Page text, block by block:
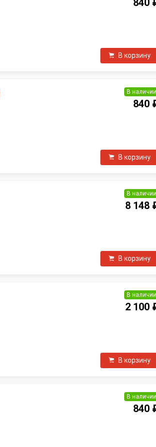
840
В корзину
В наличии
840
В корзину
В наличии
8 148
В корзину
В наличии
2 100
В корзину
В наличии
840